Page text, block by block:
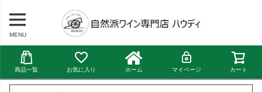
MENU
商品一覧 お気に入り ホーム マイページ カート